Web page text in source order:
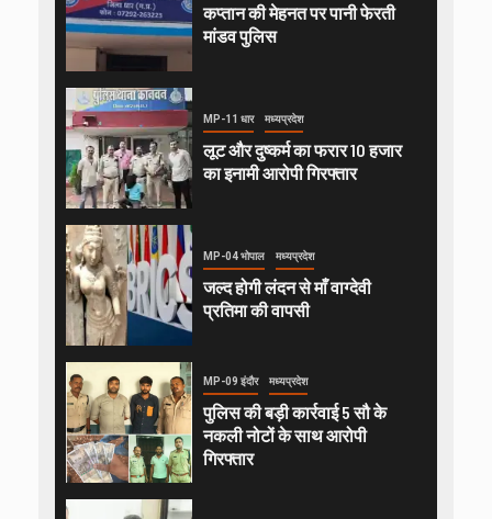
कप्तान की मेहनत पर पानी फेरती
मांडव पुलिस
MP-11 धार मध्यप्रदेश
लूट और दुष्कर्म का फरार 10 हजार
का इनामी आरोपी गिरफ्तार
MP-04 भोपाल मध्यप्रदेश
जल्द होगी लंदन से माँ वाग्देवी
प्रतिमा की वापसी
MP-09 इंदौर मध्यप्रदेश
पुलिस की बड़ी कार्रवाई 5 सौ के
नकली नोटों के साथ आरोपी
गिरफ्तार